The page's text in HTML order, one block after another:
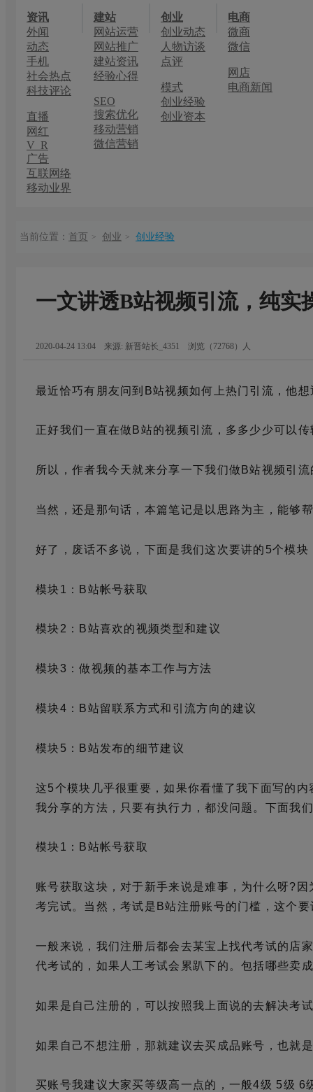
资讯
外闻
动态
手机
社会热点
科技评论
直播
网红
V R
广告
互联网络
移动业界
建站
网站运营
网站推广
建站资讯
经验心得
SEO
搜索优化
移动营销
微信营销
创业
创业动态
人物访谈
点评
模式
创业经验
创业资本
电商
微商
微信
网店
电商新闻
当前位置： 首页 > 创业 > 创业经验
一文讲透B站视频引流，纯实
2020-04-24 13:04 来源: 新晋站长_4351 浏览（ 72768）人
最近恰巧有朋友问到B站视频如何上热门引流，他
正好我们一直在做B站的视频引流，多多少少可以
所以，作者我今天就来分享一下我们做B站视频引
当然，还是那句话，本篇笔记是以思路为主，能够
好了，废话不多说，下面是我们这次要讲的5个模块
模块1：B站帐号获取
模块2：B站喜欢的视频类型和建议
模块3：做视频的基本工作与方法
模块4：B站留联系方式和引流方向的建议
模块5：B站发布的细节建议
这5个模块几乎很重要，如果你看懂了我下面写的
我分享的方法，只要有执行力，都没问题。下面我
模块1：B站帐号获取
账号获取这块，对于新手来说是难事，为什么呀?
考完试。当然，考试是B站注册账号的门槛，这个
一般来说，我们注册后都会去某宝上找代考试的店
代考试的，如果人工考试会累趴下的。包括哪些卖
如果是自己注册的，可以按照我上面说的去解决考
如果自己不想注册，那就建议去买成品账号，也就
买账号我建议大家买等级高一点的，一般4级 5级